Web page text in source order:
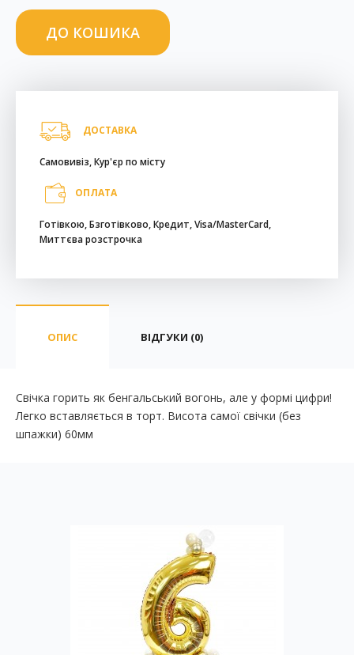
ДОСТАВКА
Самовивіз, Кур'єр по місту
ОПЛАТА
Готівкою, Бзготівково, Кредит, Visa/MasterCard,
Миттєва розстрочка
ОПИС ВІДГУКИ (0)
Свічка горить як бенгальський вогонь, але у формі цифри!
Легко вставляється в торт. Висота самої свічки (без
шпажки) 60мм